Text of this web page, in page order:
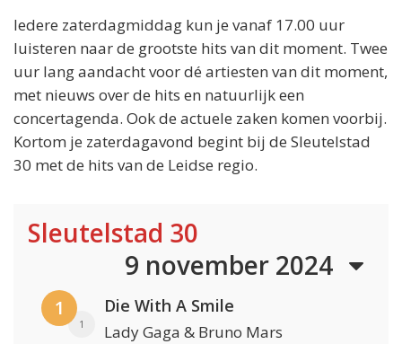
Iedere zaterdagmiddag kun je vanaf 17.00 uur
luisteren naar de grootste hits van dit moment. Twee
uur lang aandacht voor dé artiesten van dit moment,
met nieuws over de hits en natuurlijk een
concertagenda. Ook de actuele zaken komen voorbij.
Kortom je zaterdagavond begint bij de Sleutelstad
30 met de hits van de Leidse regio.
Sleutelstad 30
9 november 2024
1
1
Die With A Smile
Lady Gaga & Bruno Mars